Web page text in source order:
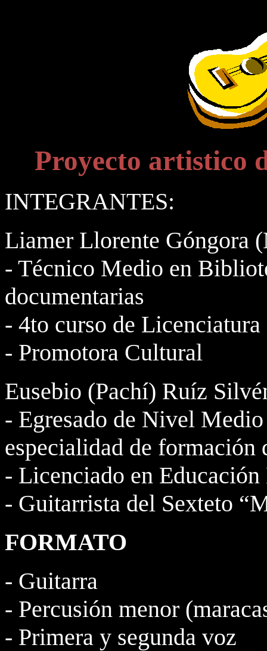
Proyecto artistico
INTEGRANTES:
Liamer Llorente Góngora
- Técnico Medio en
documentarias
- 4to curso de
- Promotora Cultural
Eusebio (Pachí) Ruíz
- Egresado de Nivel
especialidad de
- Licenciado en
- Guitarrista del Sexteto
FORMATO
- Guitarra
- Percusión menor
- Primera y segunda voz